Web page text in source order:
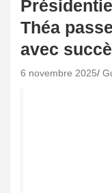
Théa
avec
6 novembre 2025